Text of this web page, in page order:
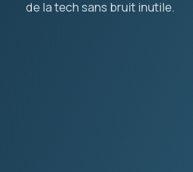
de la tech sans bruit inutile.